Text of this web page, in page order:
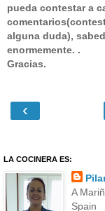
pueda contestar a
alguna duda),
enormemente. .
Gracias.
‹
LA COCINERA ES:
A
Spain